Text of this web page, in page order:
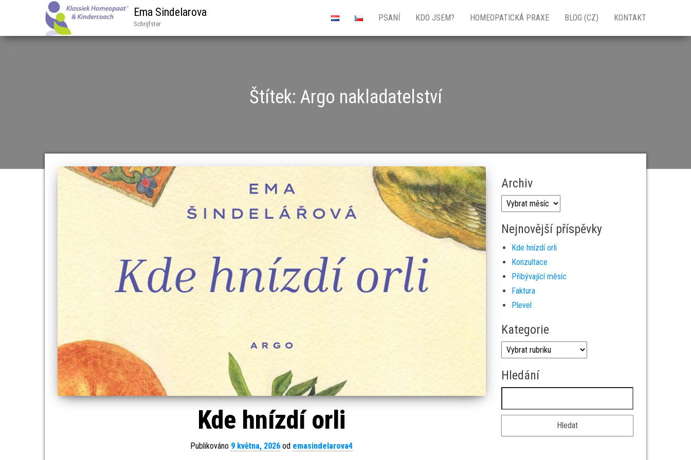
Ema Sindelarova
Schrijfster
PSANÍ KDO JSEM? HOMEOPATICKÁ PRAXE BLOG (CZ) KONTAKT
Štítek: Argo nakladatelství
Kde hnízdí orli
Publikováno 9 května, 2026 od emasindelarova4
Archiv
Archiv
Nejnovější příspěvky
Kde hnízdí orli
Konzultace
Přibývající mĕsíc
Faktura
Plevel
Kategorie
Kategorie
Hledání